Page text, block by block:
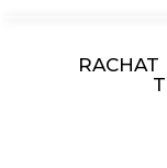
RACHAT